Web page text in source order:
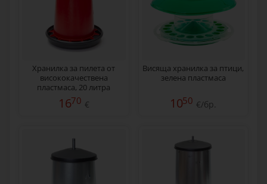
Хранилка за пилета от
висококачествена
пластмаса, 20 литра
1670 €
Висяща хранилка за птици,
зелена пластмаса
1050 €/бр.